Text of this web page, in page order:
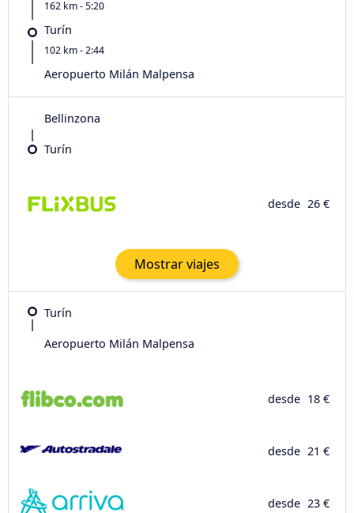
162 km - 5:20
Turín
102 km - 2:44
Aeropuerto Milán Malpensa
Bellinzona
Turín
desde 26 €
Mostrar viajes
Turín
Aeropuerto Milán Malpensa
desde 18 €
desde 21 €
desde 23 €